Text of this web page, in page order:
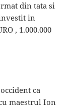
din tata si
in
, 1.000.000
ca
maestrul Ion